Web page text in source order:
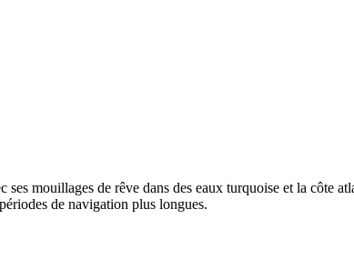
mouillages de rêve dans des eaux turquoise et la côte
de navigation plus longues.